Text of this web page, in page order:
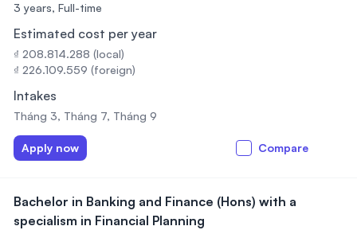
3 years, Full-time
Estimated cost per year
₫ 208.814.288 (local)
₫ 226.109.559 (foreign)
Intakes
Tháng 3, Tháng 7, Tháng 9
Apply now Compare
Bachelor in Banking and Finance (Hons) with a
specialism in Financial Planning